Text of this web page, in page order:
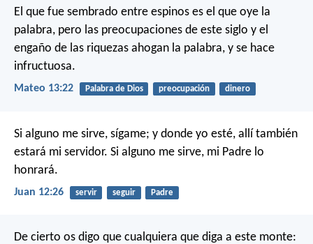
El que fue sembrado entre espinos es el que oye la
palabra, pero las preocupaciones de este siglo y el
engaño de las riquezas ahogan la palabra, y se hace
infructuosa.
Mateo 13:22 Palabra de Dios preocupación dinero
Si alguno me sirve, sígame; y donde yo esté, allí también
estará mi servidor. Si alguno me sirve, mi Padre lo
honrará.
Juan 12:26 servir seguir Padre
De cierto os digo que cualquiera que diga a este monte: